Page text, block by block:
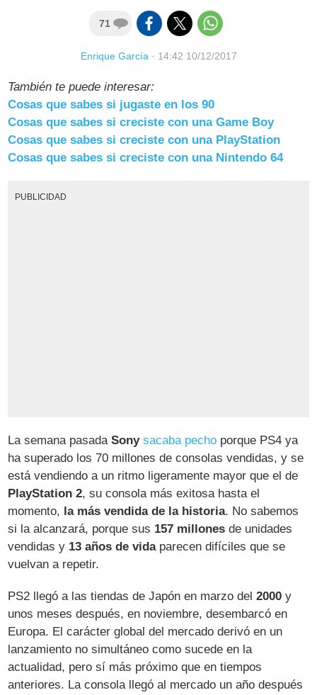
71
Enrique García· 14:42 10/12/2017
También te puede interesar:
Cosas que sabes si jugaste en los 90
Cosas que sabes si creciste con una Game Boy
Cosas que sabes si creciste con una PlayStation
Cosas que sabes si creciste con una Nintendo 64
PUBLICIDAD
La semana pasadaSony sacaba pecho porque PS4 ya
ha superado los 70 millones de consolas vendidas, y se
está vendiendo a un ritmo ligeramente mayor que el de
PlayStation 2, su consola más exitosa hasta el
momento, la más vendida de la historia. No sabemos
si la alcanzará, porque sus 157 millones de unidades
vendidas y 13 años de vidaparecen difíciles que se
vuelvan a repetir.
PS2 llegó a las tiendas de Japón en marzo del2000 y
unos meses después, en noviembre, desembarcó en
Europa. El carácter global del mercado derivó en un
lanzamiento no simultáneo como sucede en la
actualidad, pero sí más próximo que en tiempos
anteriores. La consola llegó al mercado un año después